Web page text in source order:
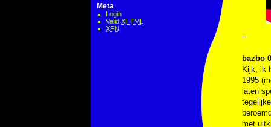
Meta
Login
Valid XHTML
XFN
–
bazbo
Kijk, ik
1995
laten
met